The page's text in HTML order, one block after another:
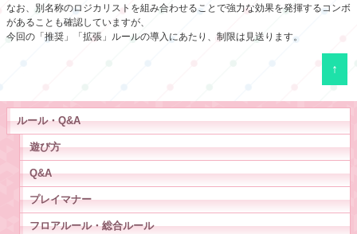
なお、別名称のロジカリストを組み合わせることで強力な効果を発揮するコンボ
があることも確認していますが、
今回の「推奨」「拡張」ルールの導入にあたり、制限は見送ります。
↑
ルール・Q&A
遊び方
Q&A
プレイマナー
フロアルール・総合ルール